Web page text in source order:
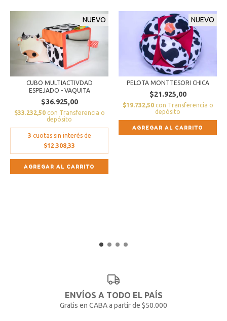
NUEVO
CUBO MULTIACTIVDAD
ESPEJADO - VAQUITA
$36.925,00
$33.232,50 con Transferencia o
depósito
3 cuotas sin interés de
$12.308,33
NUEVO
PELOTA MONTTESORI CHICA
$21.925,00
$19.732,50 con Transferencia o
depósito
AGREGAR AL CARRITO
ENVÍOS A TODO EL PAÍS
Gratis en CABA a partir de $50.000